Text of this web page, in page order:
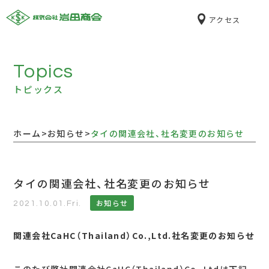
化学の総合商社 株式会社岩田商会 アクセス
Topics
トピックス
ホーム >お知らせ >タイの関連会社、社名変更のお知らせ
タイの関連会社、社名変更のお知らせ
2021.10.01.Fri. お知らせ
関連会社CaHC（Thailand）Co.,Ltd.社名変更のお知らせ